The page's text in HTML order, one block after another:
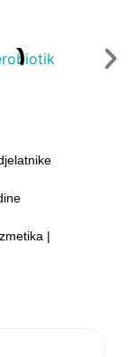
|